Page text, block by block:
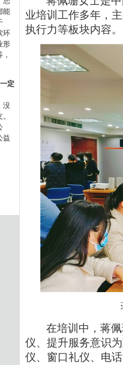
能
环
形
定
没
益
业培训工作多年，
执行力等板块内容。
在培训中，蒋佩
仪、提升服务意识
仪、窗口礼仪、电